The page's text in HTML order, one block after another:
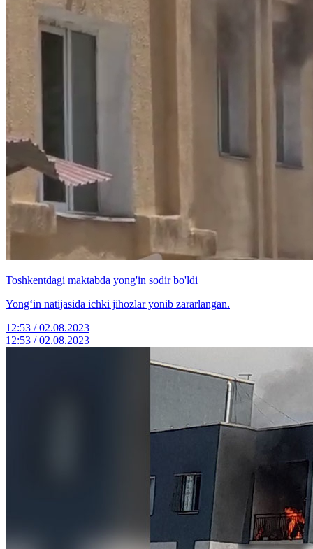
Toshkentdagi maktabda yong'in sodir bo'ldi
Yong‘in natijasida ichki jihozlar yonib zararlangan.
12:53 / 02.08.2023
12:53 / 02.08.2023